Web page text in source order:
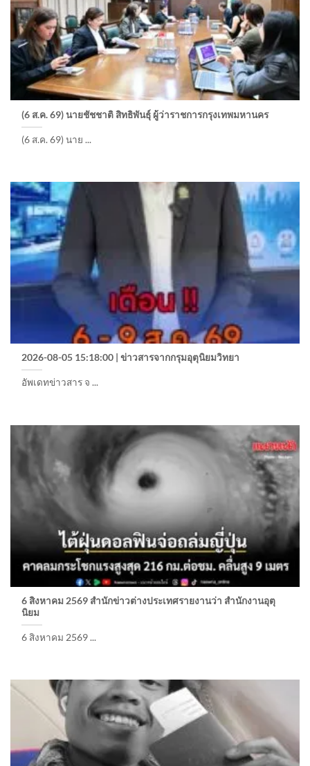
(6 ส.ค. 69) นายชัชชาติ สิทธิพันธุ์ ผู้ว่าราชการกรุงเทพมหานคร
(6 ส.ค. 69) นาย ...
2026-08-05 15:18:00 | ข่าวสารจากกรุมอุตุนิยมวิทยา
อัพเดทข่าวสาร จ ...
6 สิงหาคม 2569 สำนักข่าวต่างประเทศรายงานว่า สำนักงานอุตุ
นิยม
6 สิงหาคม 2569 ...